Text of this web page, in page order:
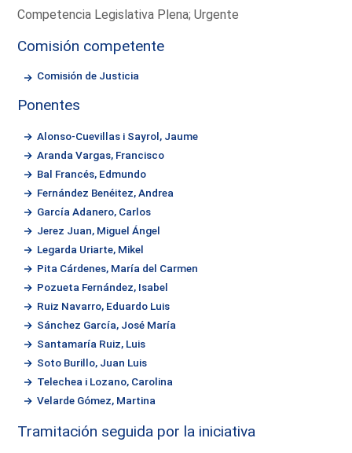
Competencia Legislativa Plena; Urgente
Comisión competente
Comisión de Justicia
Ponentes
Alonso-Cuevillas i Sayrol, Jaume
Aranda Vargas, Francisco
Bal Francés, Edmundo
Fernández Benéitez, Andrea
García Adanero, Carlos
Jerez Juan, Miguel Ángel
Legarda Uriarte, Mikel
Pita Cárdenes, María del Carmen
Pozueta Fernández, Isabel
Ruiz Navarro, Eduardo Luis
Sánchez García, José María
Santamaría Ruiz, Luis
Soto Burillo, Juan Luis
Telechea i Lozano, Carolina
Velarde Gómez, Martina
Tramitación seguida por la iniciativa